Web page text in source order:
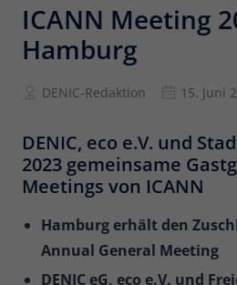
ICANN Meeting
Hamburg
DENIC-Redaktion 15. Juni
DENIC, eco e.V. und
2023 gemeinsame
Meetings von ICANN
Hamburg erhält den
Annual General Meeting
DENIC eG, eco e.V. und
Laufzeit 6 Monate
Besuch der
Matomo
Laufzeit 13 Monate